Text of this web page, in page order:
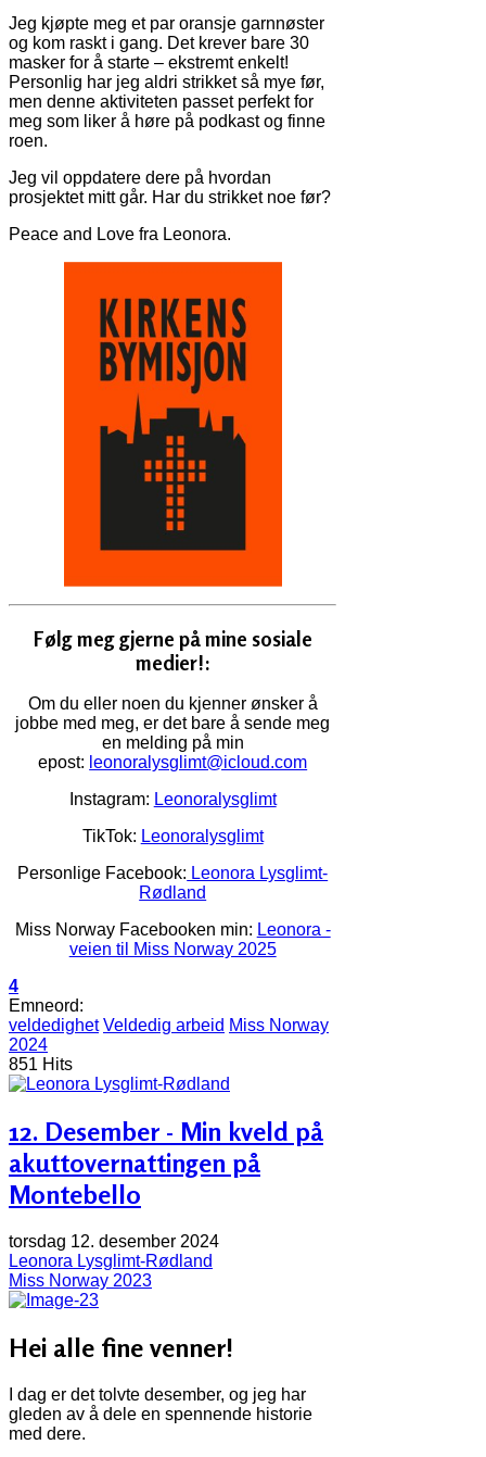
Jeg kjøpte meg et par oransje garnnøster
og kom raskt i gang. Det krever bare 30
masker for å starte – ekstremt enkelt!
Personlig har jeg aldri strikket så mye før,
men denne aktiviteten passet perfekt for
meg som liker å høre på podkast og finne
roen.
Jeg vil oppdatere dere på hvordan
prosjektet mitt går. Har du strikket noe før?
Peace and Love fra Leonora.
Følg meg gjerne på mine sosiale
medier!:
Om du eller noen du kjenner ønsker å
jobbe med meg, er det bare å sende meg
en melding på min
epost: leonoralysglimt@icloud.com
Instagram: Leonoralysglimt
TikTok: Leonoralysglimt
Personlige Facebook: Leonora Lysglimt-
Rødland
Miss Norway Facebooken min: Leonora -
veien til Miss Norway 2025
4
Emneord:
veldedighet Veldedig arbeid Miss Norway
2024
851 Hits
12. Desember - Min kveld på
akuttovernattingen på
Montebello
torsdag 12. desember 2024
Leonora Lysglimt-Rødland
Miss Norway 2023
Hei alle fine venner!
I dag er det tolvte desember, og jeg har
gleden av å dele en spennende historie
med dere.